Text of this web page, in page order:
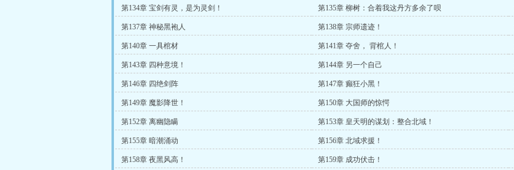
第134章 宝剑有灵，是为灵剑！ 第135章 柳树：合着我这丹方多余了呗
第137章 神秘黑袍人 第138章 宗师遗迹！
第140章 一具棺材 第141章 夺舍， 背棺人！
第143章 四种意境！ 第144章 另一个自己
第146章 四绝剑阵 第147章 癫狂小黑！
第149章 魔影降世！ 第150章 大国师的惊愕
第152章 离幽隐瞒 第153章 皇天明的谋划：整合北域！
第155章 暗潮涌动 第156章 北域求援！
第158章 夜黑风高！ 第159章 成功伏击！